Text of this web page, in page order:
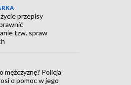
przepisy
tzw. spraw
mężczyznę? Policja
o pomoc w jego